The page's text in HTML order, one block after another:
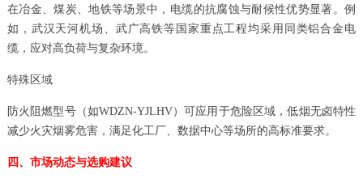
在冶金、煤炭、地铁等场景中，电缆的抗腐蚀与耐候性优势显著。例
如，武汉天河机场、武广高铁等国家重点工程均采用同类铝合金电
缆，应对高负荷与复杂环境。
特殊区域
防火阻燃型号（如WDZN-YJLHV）可应用于危险区域，低烟无卤特性
减少火灾烟雾危害，满足化工厂、数据中心等场所的高标准要求。
四、市场动态与选购建议